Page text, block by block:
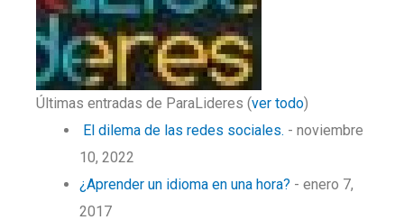
Últimas entradas de ParaLideres (ver todo)
El dilema de las redes sociales. - noviembre
10, 2022
¿Aprender un idioma en una hora? - enero 7,
2017